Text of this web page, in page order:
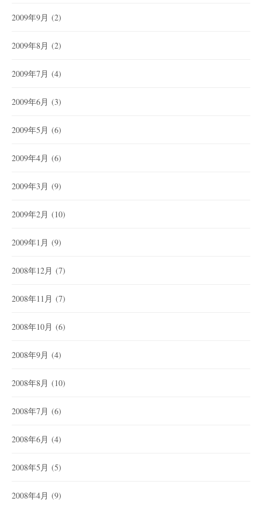
2009年9月 (2)
2009年8月 (2)
2009年7月 (4)
2009年6月 (3)
2009年5月 (6)
2009年4月 (6)
2009年3月 (9)
2009年2月 (10)
2009年1月 (9)
2008年12月 (7)
2008年11月 (7)
2008年10月 (6)
2008年9月 (4)
2008年8月 (10)
2008年7月 (6)
2008年6月 (4)
2008年5月 (5)
2008年4月 (9)